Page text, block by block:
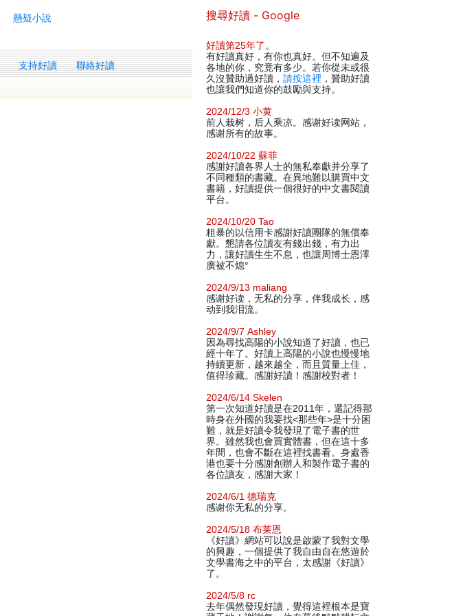
懸疑小說
支持好讀 聯絡好讀
搜尋好讀 - Google
好讀第25年了 。
有好讀真好，有你也真好。但不知遍及
各地的你，究竟有多少。若你從未或很
久沒贊助過好讀， 請按這裡 ，贊助好讀
也讓我們知道你的鼓勵與支持。
2024/12/3 小黄
前人栽树，后人乘凉。感谢好读网站，
感谢所有的故事。
2024/10/22 蘇菲
感謝好讀各界人士的無私奉獻并分享了
不同種類的書藏。在異地難以購買中文
書籍，好讀提供一個很好的中文書閱讀
平台。
2024/10/20 Tao
粗暴的以信用卡感謝好讀團隊的無償奉
獻。懇請各位讀友有錢出錢，有力出
力，讓好讀生生不息，也讓周博士恩澤
廣被不熄°
2024/9/13 maliang
感谢好读，无私的分享，伴我成长，感
动到我泪流。
2024/9/7 Ashley
因為尋找高陽的小說知道了好讀，也已
經十年了。好讀上高陽的小說也慢慢地
持續更新，越來越全，而且質量上佳，
值得珍藏。感謝好讀！感謝校對者！
2024/6/14 Skelen
第一次知道好讀是在2011年，還記得那
時身在外國的我要找<那些年>是十分困
難，就是好讀令我發現了電子書的世
界。雖然我也會買實體書，但在這十多
年間，也會不斷在這裡找書看。身處香
港也要十分感謝創辦人和製作電子書的
各位讀友，感謝大家！
2024/6/1 德瑞克
感谢你无私的分享。
2024/5/18 布莱恩
《好讀》網站可以說是啟蒙了我對文學
的興趣，一個提供了我自由自在悠遊於
文學書海之中的平台，太感謝《好讀》
了。
2024/5/8 rc
去年偶然發現好讀，覺得這裡根本是寶